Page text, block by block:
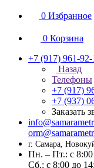
0 Избранное
0 Корзина
+7 (917) 961-92-
Назад
Телефоны
+7 (917)
+7 (937)
Заказать
г. Самара,
Пн. – Пт.: с 8:00
Cб.: с 8:00 до